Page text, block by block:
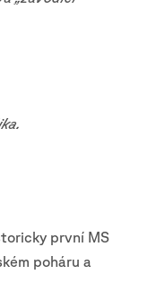
první MS
poháru a